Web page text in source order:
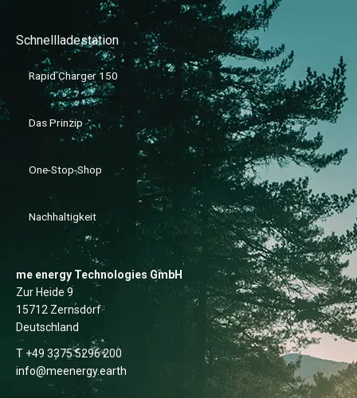
Schnellladestation
Rapid Charger 150
Das Prinzip
One-Stop-Shop
Nachhaltigkeit
me energy Technologies GmbH
Zur Heide 9
15712 Zernsdorf
Deutschland
T +49 3375 5296 200
info@meenergy.earth